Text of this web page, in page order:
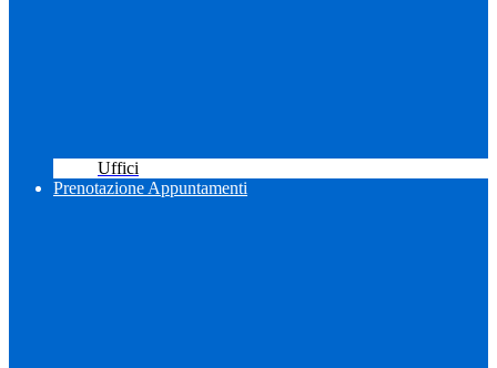
Uffici
Prenotazione Appuntamenti